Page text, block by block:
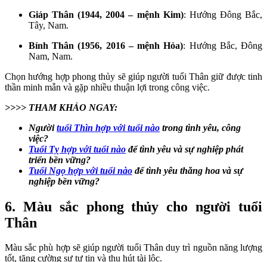
Giáp Thân (1944, 2004 – mệnh Kim): Hướng Đông Bắc,
Tây, Nam.
Bính Thân (1956, 2016 – mệnh Hỏa): Hướng Bắc, Đông
Nam, Nam.
Chọn hướng hợp phong thủy sẽ giúp người tuổi Thân giữ được tinh
thần minh mẫn và gặp nhiều thuận lợi trong công việc.
>>>> THAM KHẢO NGAY:
Ngườituổi Thìn hợp với tuổi nào trong tình yêu, công
việc?
Tuổi Tỵ hợp với tuổi nào để tình yêu và sự nghiệp phát
triển bền vững?
Tuổi Ngọ hợp với tuổi nào để tình yêu thăng hoa và sự
nghiệp bền vững?
6. Màu sắc phong thủy cho người tuổi
Thân
Màu sắc phù hợp sẽ giúp người tuổi Thân duy trì nguồn năng lượng
tốt, tăng cường sự tự tin và thu hút tài lộc.